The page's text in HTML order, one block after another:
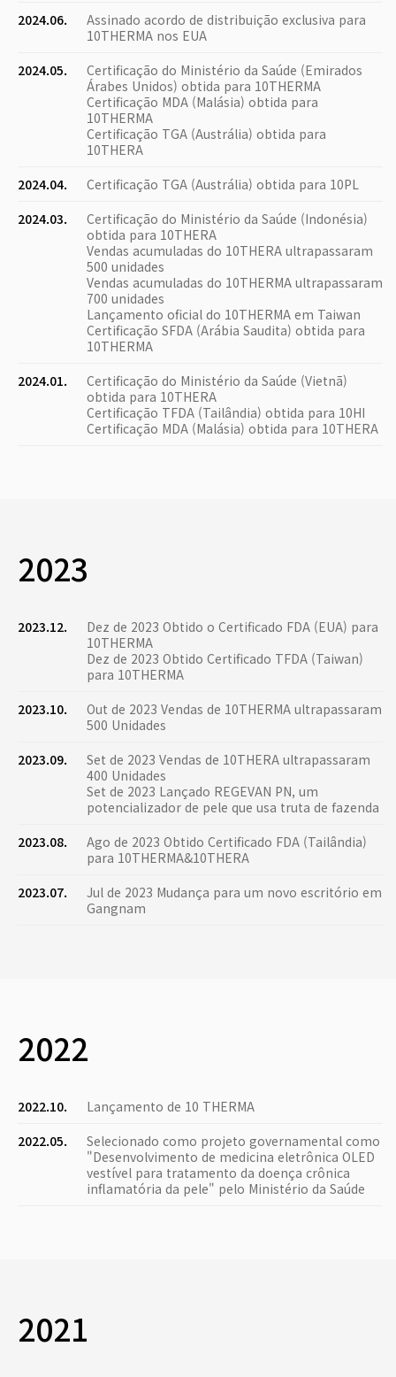
2024.06.
Assinado acordo de distribuição exclusiva para
10THERMA nos EUA
2024.05.
Certificação do Ministério da Saúde (Emirados
Árabes Unidos) obtida para 10THERMA
Certificação MDA (Malásia) obtida para
10THERMA
Certificação TGA (Austrália) obtida para
10THERA
2024.04.
Certificação TGA (Austrália) obtida para 10PL
2024.03.
Certificação do Ministério da Saúde (Indonésia)
obtida para 10THERA
Vendas acumuladas do 10THERA ultrapassaram
500 unidades
Vendas acumuladas do 10THERMA ultrapassaram
700 unidades
Lançamento oficial do 10THERMA em Taiwan
Certificação SFDA (Arábia Saudita) obtida para
10THERMA
2024.01.
Certificação do Ministério da Saúde (Vietnã)
obtida para 10THERA
Certificação TFDA (Tailândia) obtida para 10HI
Certificação MDA (Malásia) obtida para 10THERA
2023
2023.12.
Dez de 2023 Obtido o Certificado FDA (EUA) para
10THERMA
Dez de 2023 Obtido Certificado TFDA (Taiwan)
para 10THERMA
2023.10.
Out de 2023 Vendas de 10THERMA ultrapassaram
500 Unidades
2023.09.
Set de 2023 Vendas de 10THERA ultrapassaram
400 Unidades
Set de 2023 Lançado REGEVAN PN, um
potencializador de pele que usa truta de fazenda
2023.08.
Ago de 2023 Obtido Certificado FDA (Tailândia)
para 10THERMA&10THERA
2023.07.
Jul de 2023 Mudança para um novo escritório em
Gangnam
2022
2022.10.
Lançamento de 10 THERMA
2022.05.
Selecionado como projeto governamental como
"Desenvolvimento de medicina eletrônica OLED
vestível para tratamento da doença crônica
inflamatória da pele" pelo Ministério da Saúde
2021